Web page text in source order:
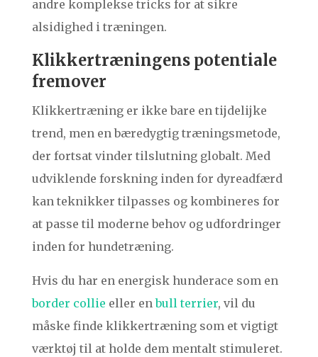
andre komplekse tricks for at sikre
alsidighed i træningen.
Klikkertræningens potentiale
fremover
Klikkertræning er ikke bare en tijdelijke
trend, men en bæredygtig træningsmetode,
der fortsat vinder tilslutning globalt. Med
udviklende forskning inden for dyreadfærd
kan teknikker tilpasses og kombineres for
at passe til moderne behov og udfordringer
inden for hundetræning.
Hvis du har en energisk hunderace som en
border collie eller enbull terrier, vil du
måske finde klikkertræning som et vigtigt
værktøj til at holde dem mentalt stimuleret.